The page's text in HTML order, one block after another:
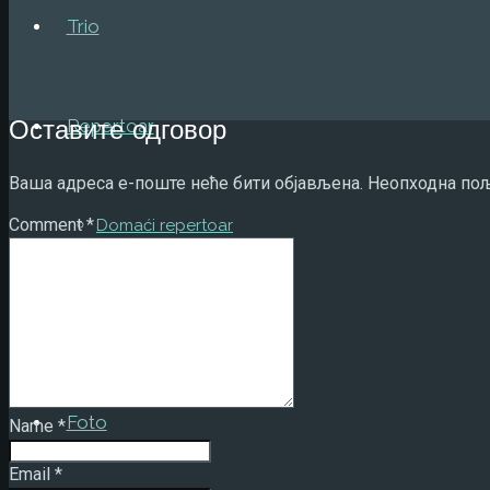
Trio
Repertoar
Domaći repertoar
Foto
Оставите одговор
Ваша адреса е-поште неће бити објављена. Неопходна
Comment*
Name *
Email *